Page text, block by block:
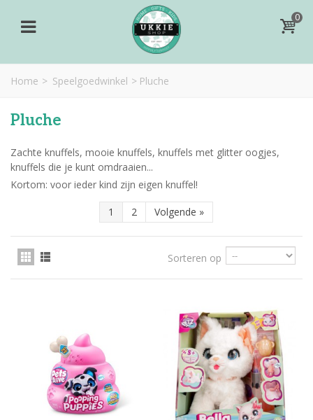
0
Home > Speelgoedwinkel > Pluche
Pluche
Zachte knuffels, mooie knuffels, knuffels met glitter oogjes,
knuffels die je kunt omdraaien...
Kortom: voor ieder kind zijn eigen knuffel!
1 2 Volgende »
Sorteren op